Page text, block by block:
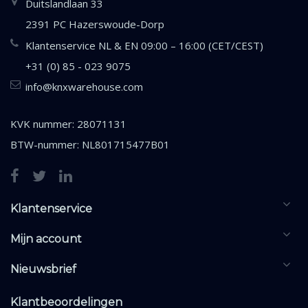
Duitslandlaan 33
2391 PC Hazerswoude-Dorp
Klantenservice NL & EN 09:00 – 16:00 (CET/CEST)
+31 (0) 85 - 023 9075
info@knxwarehouse.com
KVK nummer: 28071131
BTW-nummer: NL801715477B01
Klantenservice
Mijn account
Nieuwsbrief
Klantbeoordelingen